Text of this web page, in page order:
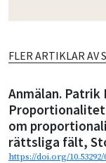
FLER ARTIKLAR AV
Anmälan. Patrik
Proportionalitet
om
rättsliga fält,
https://doi.org/10.53292/